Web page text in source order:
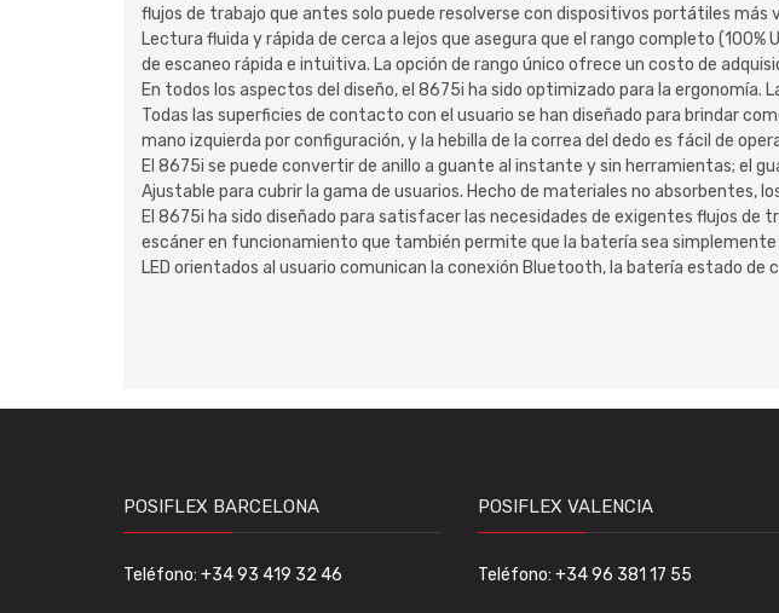
flujos de trabajo que antes solo puede resolverse con dispositivos portátiles más
Lectura fluida y rápida de cerca a lejos que asegura que el rango completo
de escaneo rápida e intuitiva. La opción de rango único ofrece un costo de
En todos los aspectos del diseño, el 8675i ha sido optimizado para la
Todas las superficies de contacto con el usuario se han diseñado para brindar
mano izquierda por configuración, y la hebilla de la correa del dedo es fácil de
El 8675i se puede convertir de anillo a guante al instante y sin herramientas; el
Ajustable para cubrir la gama de usuarios. Hecho de materiales no
El 8675i ha sido diseñado para satisfacer las necesidades de exigentes flujos
escáner en funcionamiento que también permite que la batería sea
LED orientados al usuario comunican la conexión Bluetooth, la batería estado
POSIFLEX BARCELONA
Teléfono: +34 93 419 32 46
POSIFLEX VALENCIA
Teléfono: +34 96 381 17 55